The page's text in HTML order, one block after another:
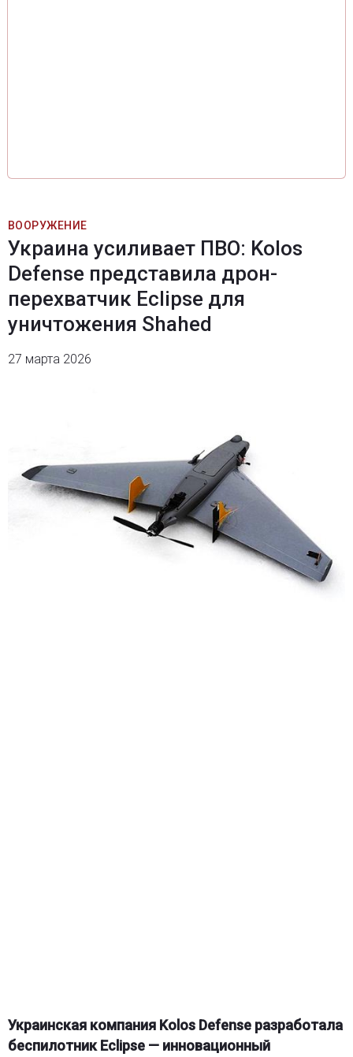
ВООРУЖЕНИЕ
Украина усиливает ПВО: Kolos
Defense представила дрон-
перехватчик Eclipse для
уничтожения Shahed
27 марта 2026
Украинская компания Kolos Defense разработала
беспилотник Eclipse — инновационный